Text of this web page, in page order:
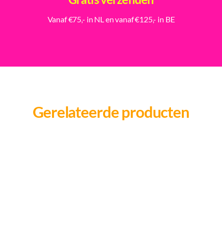
Vanaf €75,- in NL en vanaf €125,- in BE
Gerelateerde producten